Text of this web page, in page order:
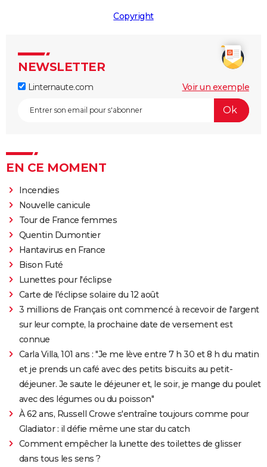
Copyright
NEWSLETTER
Linternaute.com Voir un exemple
EN CE MOMENT
Incendies
Nouvelle canicule
Tour de France femmes
Quentin Dumontier
Hantavirus en France
Bison Futé
Lunettes pour l'éclipse
Carte de l'éclipse solaire du 12 août
3 millions de Français ont commencé à recevoir de l'argent
sur leur compte, la prochaine date de versement est
connue
Carla Villa, 101 ans : "Je me lève entre 7 h 30 et 8 h du matin
et je prends un café avec des petits biscuits au petit-
déjeuner. Je saute le déjeuner et, le soir, je mange du poulet
avec des légumes ou du poisson"
À 62 ans, Russell Crowe s'entraîne toujours comme pour
Gladiator : il défie même une star du catch
Comment empêcher la lunette des toilettes de glisser
dans tous les sens ?